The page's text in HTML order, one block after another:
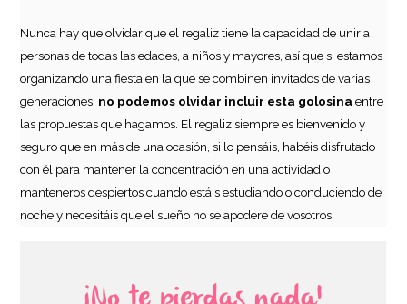
Nunca hay que olvidar que el regaliz tiene la capacidad de unir a
personas de todas las edades, a niños y mayores, así que si estamos
organizando una fiesta en la que se combinen invitados de varias
generaciones, no podemos olvidar incluir esta golosina entre
las propuestas que hagamos. El regaliz siempre es bienvenido y
seguro que en más de una ocasión, si lo pensáis, habéis disfrutado
con él para mantener la concentración en una actividad o
manteneros despiertos cuando estáis estudiando o conduciendo de
noche y necesitáis que el sueño no se apodere de vosotros.